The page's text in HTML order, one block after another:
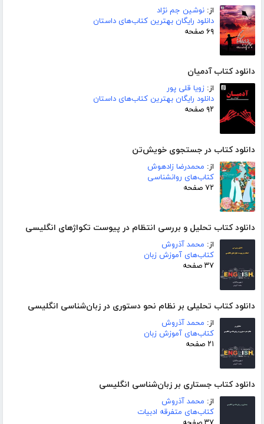
از: نوشین جم نژاد
دانلود رایگان بهترین کتاب‌های داستان
۶۹ صفحه
دانلود کتاب آدمیان
از: زویا قلی پور
دانلود رایگان بهترین کتاب‌های داستان
۹۲ صفحه
دانلود کتاب در جستجوی خویش‌تن
از: محمدرضا زادهوش
کتاب‌های روانشناسی
۷۲ صفحه
دانلود کتاب تحلیل و بررسی انتظام در پیوست تکواژهای انگلیسی
از: محمد آذروش
کتاب‌های آموزش زبان
۳۷ صفحه
دانلود کتاب تحلیلی بر نظام نحو دستوری در زبان‌شناسی انگلیسی
از: محمد آذروش
کتاب‌های آموزش زبان
۲۱ صفحه
دانلود کتاب جستاری بر زبان‌شناسی انگلیسی
از: محمد آذروش
کتاب‌های متفرقه ادبیات